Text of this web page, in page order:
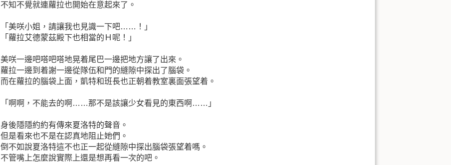
不知不覺就連蘿拉也開始在意起來了。
「美咲小姐，請讓我也見識一下吧……！」
「蘿拉艾德蒙茲殿下也相當的Ｈ呢！」
美咲一邊吧嗒吧嗒地晃着尾巴一邊把地方讓了出來。
蘿拉一邊到着謝一邊從隊伍和門的縫隙中探出了腦袋。
而在蘿拉的腦袋上面，凱特和班長也正朝着教室裏面張望着。
「啊啊，不能去的啊……那不是該讓少女看見的東西啊……」
身後隱隱約約有傳來夏洛特的聲音。
但是看來也不是在認真地阻止她們。
倒不如說夏洛特這不也正一起從縫隙中探出腦袋張望着嗎。
不管嘴上怎麼說實際上還是想再看一次的吧。